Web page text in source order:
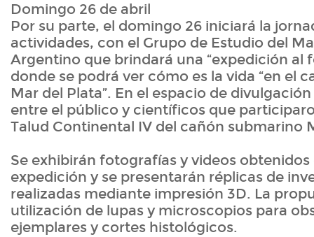
Domingo 26 de abril
Por su parte, el domingo 26 iniciará la
actividades, con el Grupo de Estudio del
Argentino que brindará una “expedición al
donde se podrá ver cómo es la vida “en el
Mar del Plata”. En el espacio de
entre el público y científicos que
Talud Continental IV del cañón submarino
Se exhibirán fotografías y videos
expedición y se presentarán réplicas de
realizadas mediante impresión 3D. La
utilización de lupas y microscopios para
ejemplares y cortes histológicos.